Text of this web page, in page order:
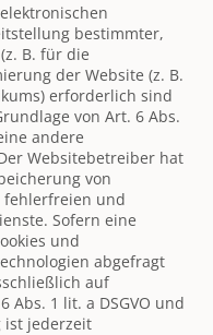
bestimmter,
B. für die
der Website (z. B.
erforderlich sind
von Art. 6 Abs.
andere
Websitebetreiber hat
von
fehlerfreien und
Sofern eine
und
abgefragt
auf
Abs. 1 lit. a DSGVO und
ist jederzeit